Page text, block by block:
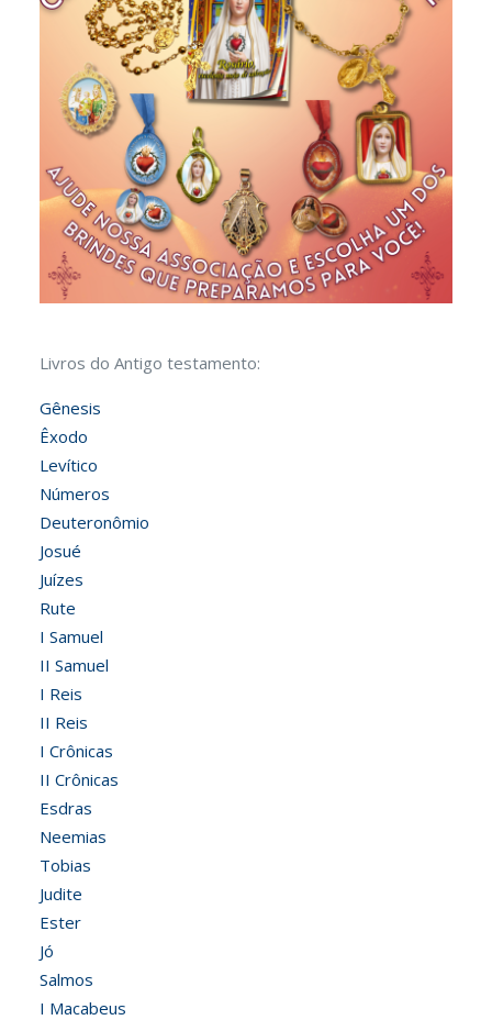
Livros do Antigo testamento:
Gênesis
Êxodo
Levítico
Números
Deuteronômio
Josué
Juízes
Rute
I Samuel
II Samuel
I Reis
II Reis
I Crônicas
II Crônicas
Esdras
Neemias
Tobias
Judite
Ester
Jó
Salmos
I Macabeus